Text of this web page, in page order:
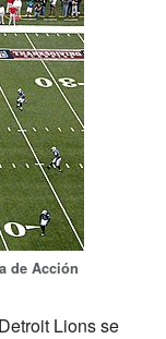
de Acción
Lions se